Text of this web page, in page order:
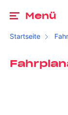
Menü
Startseite